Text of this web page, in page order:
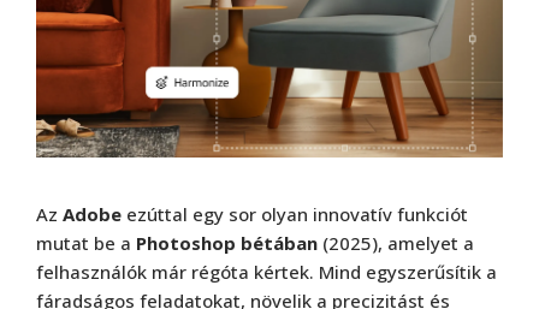
Az Adobe ezúttal egy sor olyan innovatív funkciót
mutat be a Photoshop bétában (2025), amelyet a
felhasználók már régóta kértek. Mind egyszerűsítik a
fáradságos feladatokat, növelik a precizitást és